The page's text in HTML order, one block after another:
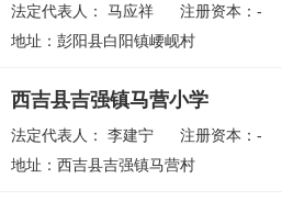
法定代表人：马应祥 注册资本：-
地址：彭阳县白阳镇崾岘村
西吉县吉强镇马营小学
法定代表人：李建宁 注册资本：-
地址：西吉县吉强镇马营村